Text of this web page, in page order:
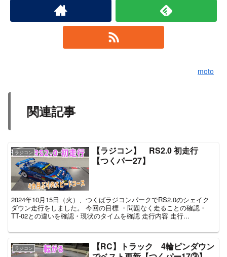
moto
関連記事
ラジコン
【ラジコン】 RS2.0 初走行
【つくパー27】
2024年10月15日（火）、つくばラジコンパークでRS2.0のシェイク
ダウン走行をしました。 今回の目標 ・問題なく走ることの確認・
TT-02との違いを確認・現状のタイムを確認 走行内容 走行...
ラジコン
【RC】トラック 4輪ピンダウン